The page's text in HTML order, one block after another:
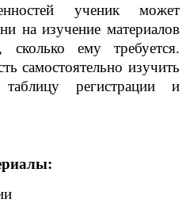
ученик может
на изучение материалов
ему требуется.
самостоятельно изучить
регистрации и